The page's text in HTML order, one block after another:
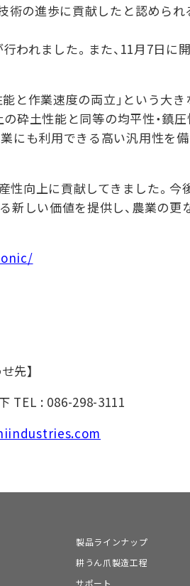
術の進歩に貢献したと認めら
われました。また、11月7日に
と作業速度の両立」という大
砕土性能と同等の均平性・鎮
にも利用できる高い汎用性を
向上に貢献してきました。今
しい価値を提供し、農業の更
先】
TEL : 086-298-3111
製品ラインナップ
耕うん爪製造工程
サポート